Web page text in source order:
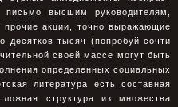
высшим руководителям,
прочие акции, точно выражающие
десятков тысяч (попробуй сочти
своей массе могут быть
определенных социальных
литература есть составная
структура из множества